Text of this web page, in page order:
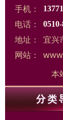
手机：
电话：
地址：
宜兴
网站：
本